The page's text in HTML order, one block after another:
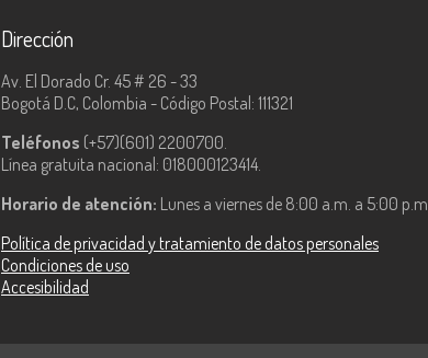
Dirección
Av. El Dorado Cr. 45 # 26 - 33
Bogotá D.C, Colombia - Código Postal: 111321
Teléfonos (+57)(601) 2200700.
Línea gratuita nacional: 018000123414.
Horario de atención: Lunes a viernes de 8:00 a.m. a 5:00 p.m.
Política de privacidad y tratamiento de datos personales
Condiciones de uso
Accesibilidad